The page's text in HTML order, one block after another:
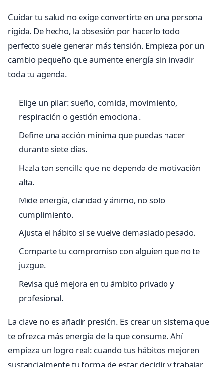
Cuidar tu salud no exige convertirte en una persona
rígida. De hecho, la obsesión por hacerlo todo
perfecto suele generar más tensión. Empieza por un
cambio pequeño que aumente energía sin invadir
toda tu agenda.
Elige un pilar: sueño, comida, movimiento,
respiración o gestión emocional.
Define una acción mínima que puedas hacer
durante siete días.
Hazla tan sencilla que no dependa de motivación
alta.
Mide energía, claridad y ánimo, no solo
cumplimiento.
Ajusta el hábito si se vuelve demasiado pesado.
Comparte tu compromiso con alguien que no te
juzgue.
Revisa qué mejora en tu ámbito privado y
profesional.
La clave no es añadir presión. Es crear un sistema que
te ofrezca más energía de la que consume. Ahí
empieza un logro real: cuando tus hábitos mejoren
sustancialmente tu forma de estar, decidir y trabajar.